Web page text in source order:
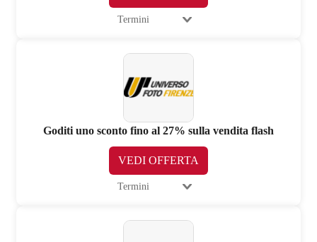
Termini
Goditi uno sconto fino al 27% sulla vendita flash
VEDI OFFERTA
Termini